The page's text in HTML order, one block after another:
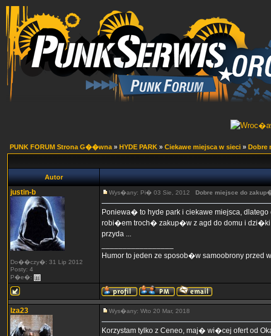
PUNK FORUM Strona G��wna » HYDE PARK » Ciekawe miejsca w sieci » Dobre
Autor
justin-b
Do��czy�: 31 Lip 2012
Posty: 4
P�e�:
Wys�any: Pi� 03 Sie, 2012 Dobre miejsce do
Poniewa� to hyde park i ciekawe miejsca,
robi�em troch� zakup�w z agd do domu i
przyda ...
Humor to jeden ze sposob�w samoobrony przed
Iza23 Wys�any: Wto 20 Mar, 2018
Korzystam tylko z Ceneo, maj� wi�cej ofert od